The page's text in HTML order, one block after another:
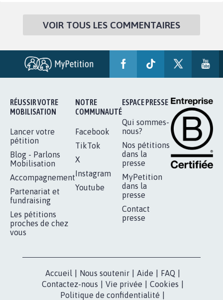
VOIR TOUS LES COMMENTAIRES
RÉUSSIR VOTRE
MOBILISATION
Lancer votre
pétition
Blog - Parlons
Mobilisation
Accompagnement
Partenariat et
fundraising
Les pétitions
proches de chez
vous
NOTRE
COMMUNAUTÉ
Facebook
TikTok
X
Instagram
Youtube
ESPACE PRESSE
Qui sommes-
nous?
Nos pétitions
dans la
presse
MyPetition
dans la
presse
Contact
presse
Accueil Nous soutenir Aide FAQ
Contactez-nous
Vie privée Cookies
Politique de confidentialité